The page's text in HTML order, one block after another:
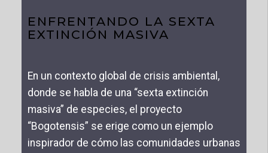
ENFRENTANDO LA SEXTA
EXTINCIÓN MASIVA
En un contexto global de crisis ambiental,
donde se habla de una “sexta extinción
masiva” de especies, el proyecto
“Bogotensis” se erige como un ejemplo
inspirador de cómo las comunidades urbanas